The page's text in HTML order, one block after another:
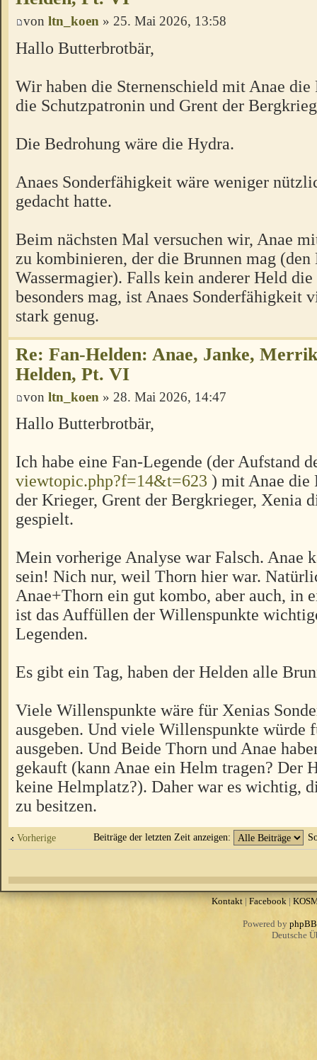
von ltn_koen » 25. Mai 2026, 13:58
Hallo Butterbrotbär,
Wir haben die Sternenschield mit Anae die
die Schutzpatronin und Grent der
Die Bedrohung wäre die Hydra.
Anaes Sonderfähigkeit wäre weniger
gedacht hatte.
Beim nächsten Mal versuchen wir, Anae
zu kombinieren, der die Brunnen mag (den
Wassermagier). Falls kein anderer Held
besonders mag, ist Anaes Sonderfähigkeit
stark genug.
Re: Fan-Helden: Anae, Janke,
Helden, Pt. VI
von ltn_koen » 28. Mai 2026, 14:47
Hallo Butterbrotbär,
Ich habe eine Fan-Legende (der Aufstand
viewtopic.php?f=14&t=623 ) mit Anae die
der Krieger, Grent der Bergkrieger, Xenia
gespielt.
Mein vorherige Analyse war Falsch. Anae
sein! Nich nur, weil Thorn hier war.
Anae+Thorn ein gut kombo, aber auch, in
ist das Auffüllen der Willenspunkte
Legenden.
Es gibt ein Tag, haben der Helden alle
Viele Willenspunkte wäre für Xenias
ausgeben. Und viele Willenspunkte würde
ausgeben. Und Beide Thorn und Anae
gekauft (kann Anae ein Helm tragen? Der
keine Helmplatz?). Daher war es wichtig,
zu besitzen.
Vorherige Beiträge der letzten Zeit anzeigen:
Kontakt|Facebook|
Powered by phpBB
Deutsche